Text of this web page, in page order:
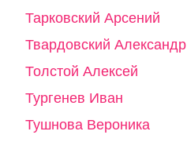
Тарковский Арсений
Твардовский Александр
Толстой Алексей
Тургенев Иван
Тушнова Вероника